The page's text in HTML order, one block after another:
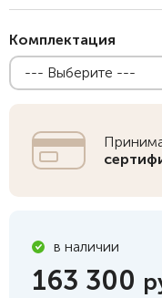
Комплектация
--- Выберите ---
в наличии
163 300